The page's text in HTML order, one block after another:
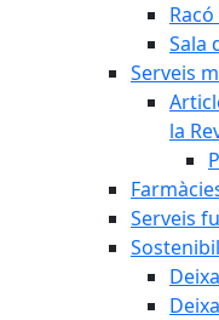
Sala
Serveis
la
Serveis